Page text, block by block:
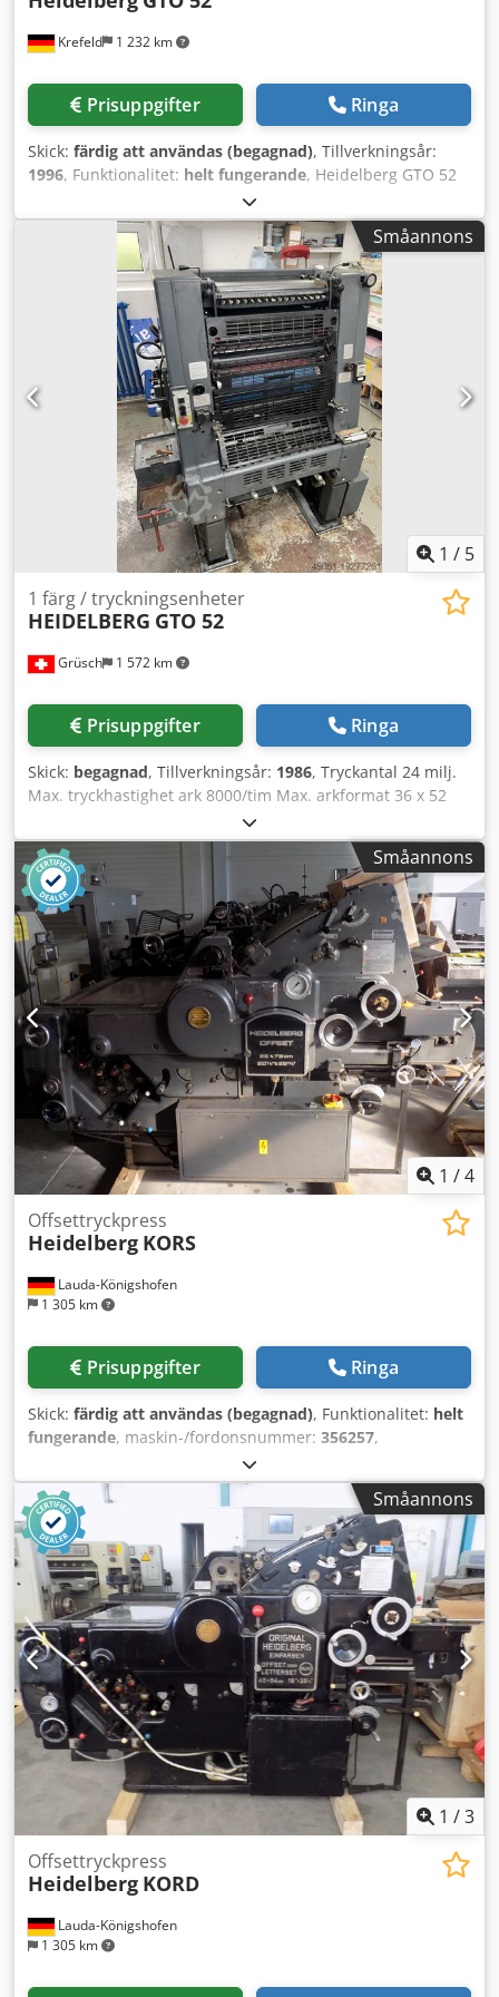
Krefeld 1 232 km
Prisuppgifter Ringa
Skick: färdig att användas (begagnad), Tillverkningsår:
1996, Funktionalitet: helt fungerande, Heidelberg GTO 52
År 1996 Dcodpfx Aezpamgjhisk Pulverspraysystem Varn
Kompac-fuktning
Småannons
1 / 5
Grüsch 1 572 km
1 färg / tryckningsenheter
HEIDELBERG GTO 52
Prisuppgifter Ringa
Skick: begagnad, Tillverkningsår: 1986, Tryckantal 24 milj.
Max. tryckhastighet ark 8000/tim Max. arkformat 36 x 52
cm Dcedpjwplrqsfx Ahiek Fuktningssystem Crestline
Småannons
1 /4
Lauda-Königshofen
1 305 km
Offsettryckpress
Heidelberg KORS
Prisuppgifter Ringa
Skick: färdig att användas (begagnad), Funktionalitet: helt
fungerande, maskin-/fordonsnummer: 356257,
Offsettryckpress Heidelberg KORS, en färg, maskinnummer
356257, 52 x 72 cm, i gott skick, tillgänglig omgående.
Dedpfszkb U Isx Ahiock Om du är intresserad, ger vi dig
gärna information om andra maskiner som finns
tillgängliga hos oss. Du är välkommen att, efter
överenskommelse om tid, besöka oss och titta på
maskinen.
Småannons
1 /3
Lauda-Königshofen
1 305 km
Offsettryckpress
Heidelberg KORD